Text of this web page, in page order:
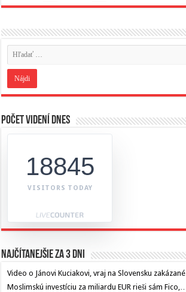
Počet videní dnes
18845
VISITORS TODAY
Najčítanejšie za 3 dni
Video o Jánovi Kuciakovi, vraj na Slovensku zakázané
Moslimskú investíciu za miliardu EUR rieši sám Fico,…